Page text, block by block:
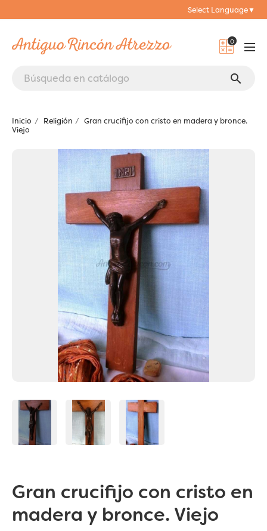
Select Language▼
0
search
Inicio Religión
Gran crucifijo con cristo en madera y bronce.
Viejo
Gran crucifijo con cristo en
madera y bronce. Viejo